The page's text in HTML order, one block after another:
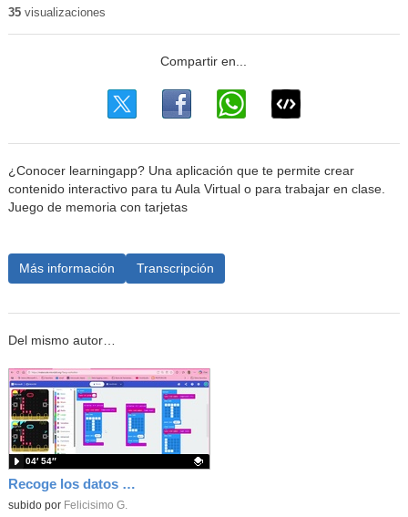
35visualizaciones
¿Conocer learningapp? Una aplicación que te permite crear
contenido interactivo para tu Aula Virtual o para trabajar en clase.
Juego de memoria con tarjetas
Más información Transcripción
Del mismo autor…
Recoge los datos en una gráfica programando tu placa microbit con MakeCode y conoce la Tª y nivel de luz en este eclipse
Contenido educativo.
subido por Felicisimo G.
04′ 54″